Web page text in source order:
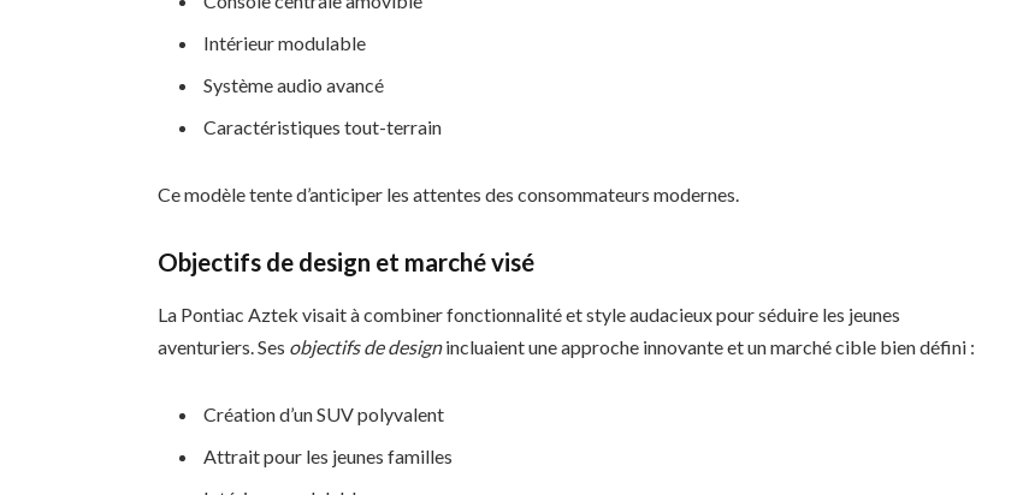
Intérieur modulable
Système audio avancé
Caractéristiques tout-terrain
Ce modèle tente d’anticiper les attentes des consommateurs modernes.
Objectifs de design et marché visé
La Pontiac Aztek visait à combiner fonctionnalité et style audacieux pour séduire les jeunes
aventuriers. Ses objectifs de designincluaient une approche innovante et un marché cible bien défini :
Création d’un SUV polyvalent
Attrait pour les jeunes familles